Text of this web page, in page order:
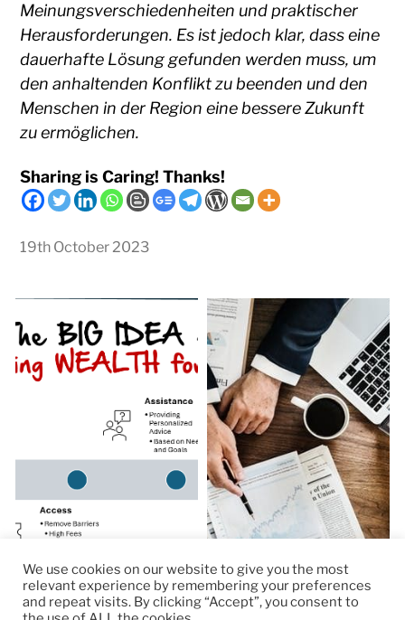
Meinungsverschiedenheiten und praktischer
Herausforderungen. Es ist jedoch klar, dass eine
dauerhafte Lösung gefunden werden muss, um
den anhaltenden Konflikt zu beenden und den
Menschen in der Region eine bessere Zukunft
zu ermöglichen.
Sharing is Caring! Thanks!
19th October 2023
We use cookies on our website to give you the most
relevant experience by remembering your preferences
and repeat visits. By clicking “Accept”, you consent to